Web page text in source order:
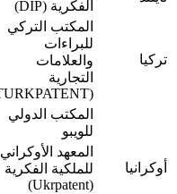
الفكرية (DIP)
تركيا
المكتب التركي
للبراءات
والعلامات
التجارية
(TURKPATENT)
المكتب الدولي
للويبو
‏أوكرانيا
المعهد الأوكراني
للملكية الفكرية
(Ukrpatent)